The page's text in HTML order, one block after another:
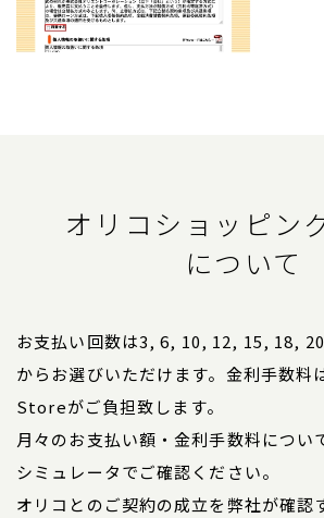
オリコショッピン
について
お支払い回数は3, 6, 10, 12, 15, 18,
からお選びいただけます。金利手数
Storeがご負担致します。
月々のお支払い額・金利手数料につい
シミュレータでご確認ください。
オリコとのご契約の成立を弊社が確認